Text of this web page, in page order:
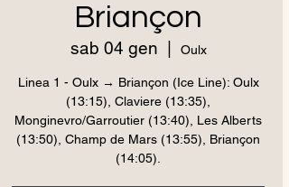
Briançon
sab 04 gen Oulx
Linea 1 - Oulx → Briançon (Ice Line): Oulx
(13:15), Claviere (13:35),
Monginevro/Garroutier (13:40), Les Alberts
(13:50), Champ de Mars (13:55), Briançon
(14:05).